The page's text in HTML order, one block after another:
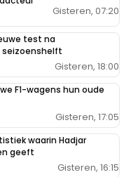
Gisteren, 07:20
test na
Gisteren, 18:00
F1-wagens hun oude
Gisteren, 17:05
waarin Hadjar
geeft
Gisteren, 16:15